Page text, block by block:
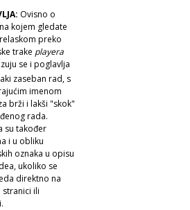
Ovisno o
kojem gledate
preko
trake playera
se i poglavlja
zaseban rad, s
imenom
brži i lakši "skok"
rada.
su također
i u obliku
oznaka u opisu
ukoliko se
direktno na
stranici ili